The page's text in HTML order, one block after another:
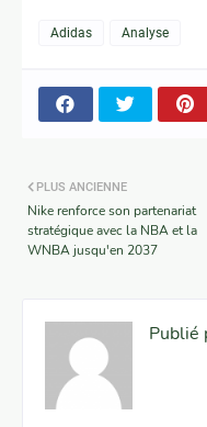
Adidas Analyse
PLUS ANCIENNE
Nike renforce son partenariat
stratégique avec la NBA et la
WNBA jusqu'en 2037
Publié